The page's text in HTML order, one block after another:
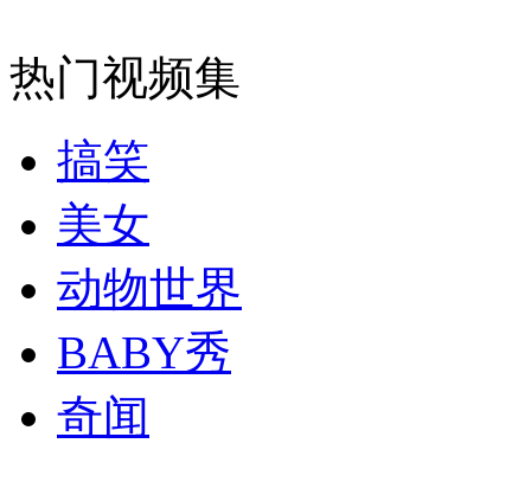
热门视频集
搞笑
美女
动物世界
BABY秀
奇闻